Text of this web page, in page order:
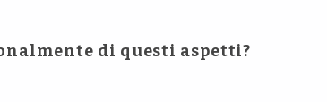
di questi aspetti?